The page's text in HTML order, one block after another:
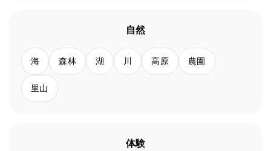
自然
海 森林 湖 川 高原 農園
里山
体験